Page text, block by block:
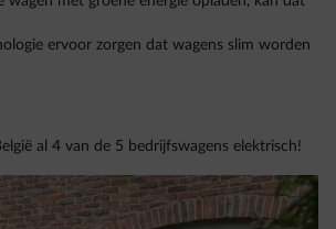
ervoor zorgen dat wagens slim worden
al 4 van de 5 bedrijfswagens elektrisch!